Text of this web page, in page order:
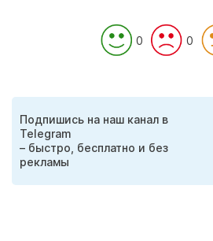
0 0
Подпишись на наш канал в
Telegram
– быстро, бесплатно и без
рекламы